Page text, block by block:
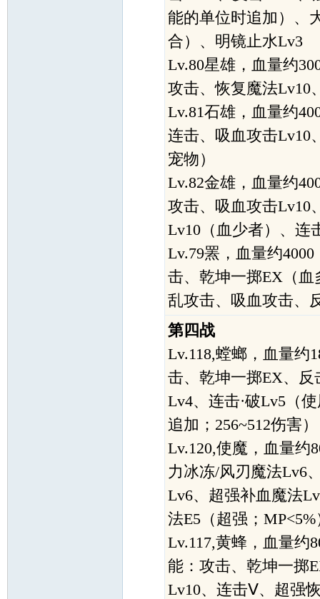
能的单位时追加）、
合）、明镜止水Lv3
Lv.80星雄，血量约
攻击、恢复魔法Lv10
Lv.81石雄，血量约
连击、吸血攻击Lv10
宠物）
Lv.82金雄，血量约
攻击、吸血攻击Lv10
Lv10（血少者）、连
Lv.79罴，血量约
击、乾坤一掷EX（血
乱攻击、吸血攻击、
第四战
Lv.118,螳螂，血量约
击、乾坤一掷EX、
Lv4、连击·破Lv5（
追加；256~512伤害）
Lv.120,使魔，血量约
力冰冻/风刃魔法Lv6
Lv6、超强补血魔法
法E5（超强；MP<5%
Lv.117,黄蜂，血量约
能：攻击、乾坤一掷
Lv10、连击Ⅴ、超强